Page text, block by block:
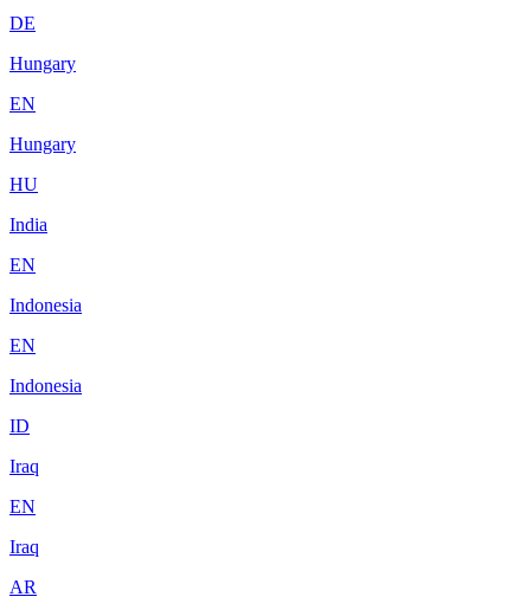
DE
Hungary
EN
Hungary
HU
India
EN
Indonesia
EN
Indonesia
ID
Iraq
EN
Iraq
AR